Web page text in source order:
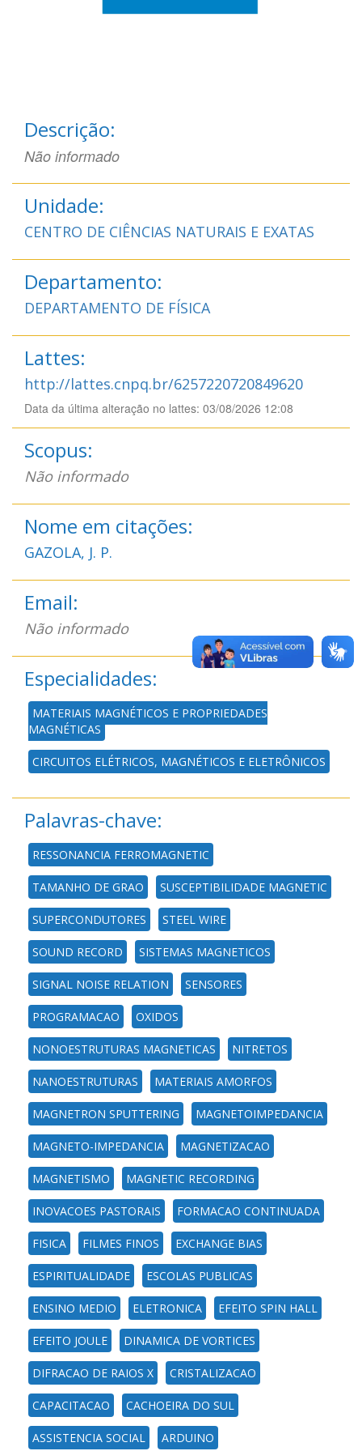
Descrição:
Não informado
Unidade:
CENTRO DE CIÊNCIAS NATURAIS E EXATAS
Departamento:
DEPARTAMENTO DE FÍSICA
Lattes:
http://lattes.cnpq.br/6257220720849620
Data da última alteração no lattes: 03/08/2026 12:08
Scopus:
Não informado
Nome em citações:
GAZOLA, J. P.
Email:
Não informado
Especialidades:
MATERIAIS MAGNÉTICOS E PROPRIEDADES
MAGNÉTICAS
CIRCUITOS ELÉTRICOS, MAGNÉTICOS E ELETRÔNICOS
Palavras-chave:
RESSONANCIA FERROMAGNETIC
TAMANHO DE GRAO SUSCEPTIBILIDADE MAGNETIC
SUPERCONDUTORES STEEL WIRE
SOUND RECORD SISTEMAS MAGNETICOS
SIGNAL NOISE RELATION SENSORES
PROGRAMACAO OXIDOS
NONOESTRUTURAS MAGNETICAS NITRETOS
NANOESTRUTURAS MATERIAIS AMORFOS
MAGNETRON SPUTTERING MAGNETOIMPEDANCIA
MAGNETO-IMPEDANCIA MAGNETIZACAO
MAGNETISMO MAGNETIC RECORDING
INOVACOES PASTORAIS FORMACAO CONTINUADA
FISICA FILMES FINOS EXCHANGE BIAS
ESPIRITUALIDADE ESCOLAS PUBLICAS
ENSINO MEDIO ELETRONICA EFEITO SPIN HALL
EFEITO JOULE DINAMICA DE VORTICES
DIFRACAO DE RAIOS X CRISTALIZACAO
CAPACITACAO CACHOEIRA DO SUL
ASSISTENCIA SOCIAL ARDUINO